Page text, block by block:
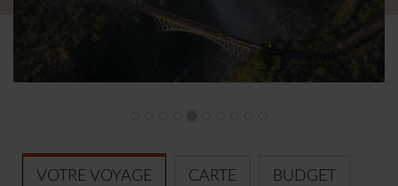
VOTRE VOYAGE CARTE BUDGET